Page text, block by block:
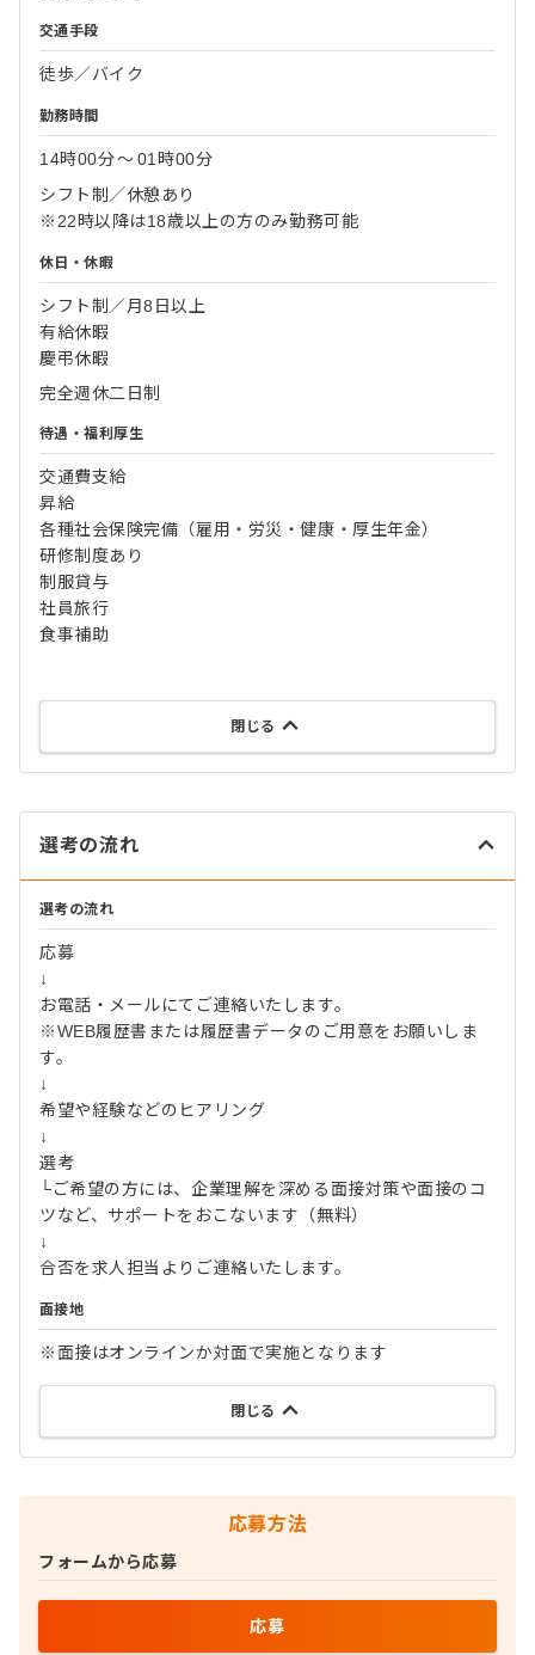
交通手段
徒歩／バイク
勤務時間
14時00分〜01時00分
シフト制／休憩あり
※22時以降は18歳以上の方のみ勤務可能
休日・休暇
シフト制／月8日以上
有給休暇
慶弔休暇
完全週休二日制
待遇・福利厚生
交通費支給
昇給
各種社会保険完備（雇用・労災・健康・厚生年金）
研修制度あり
制服貸与
社員旅行
食事補助
閉じる
選考の流れ
選考の流れ
応募
↓
お電話・メールにてご連絡いたします。
※WEB履歴書または履歴書データのご用意をお願いしま
す。
↓
希望や経験などのヒアリング
↓
選考
└ご希望の方には、企業理解を深める面接対策や面接のコ
ツなど、サポートをおこないます（無料）
↓
合否を求人担当よりご連絡いたします。
面接地
※面接はオンラインか対面で実施となります
閉じる
応募方法
フォームから応募
応募